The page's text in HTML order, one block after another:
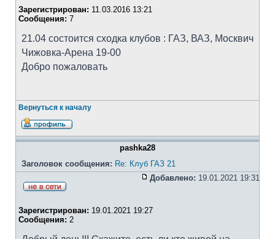
Зарегистрирован: 11.03.2016 13:21
Сообщения: 7
21.04 состоится сходка клубов : ГАЗ, ВАЗ, Москвич
Чижовка-Арена 19-00
Добро пожаловать
Вернуться к началу
pashka28
Заголовок сообщения: Re: Клуб ГАЗ 21
Добавлено: 19.01.2021 19:31
Зарегистрирован: 19.01.2021 19:27
Сообщения: 2